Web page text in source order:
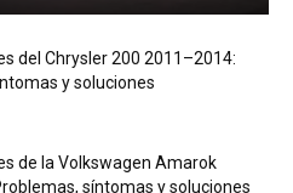
del Chrysler 200 2011–2014:
y soluciones
de la Volkswagen Amarok
síntomas y soluciones